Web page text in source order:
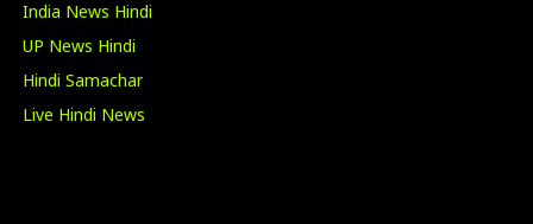
India News Hindi
UP News Hindi
Hindi Samachar
Live Hindi News